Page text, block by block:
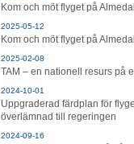
Kom och möt flyget på
2025-05-12
Kom och möt flyget på
2025-02-08
TAM – en nationell resurs på
2024-10-01
Uppgraderad färdplan för
överlämnad till regeringen
2024-09-16